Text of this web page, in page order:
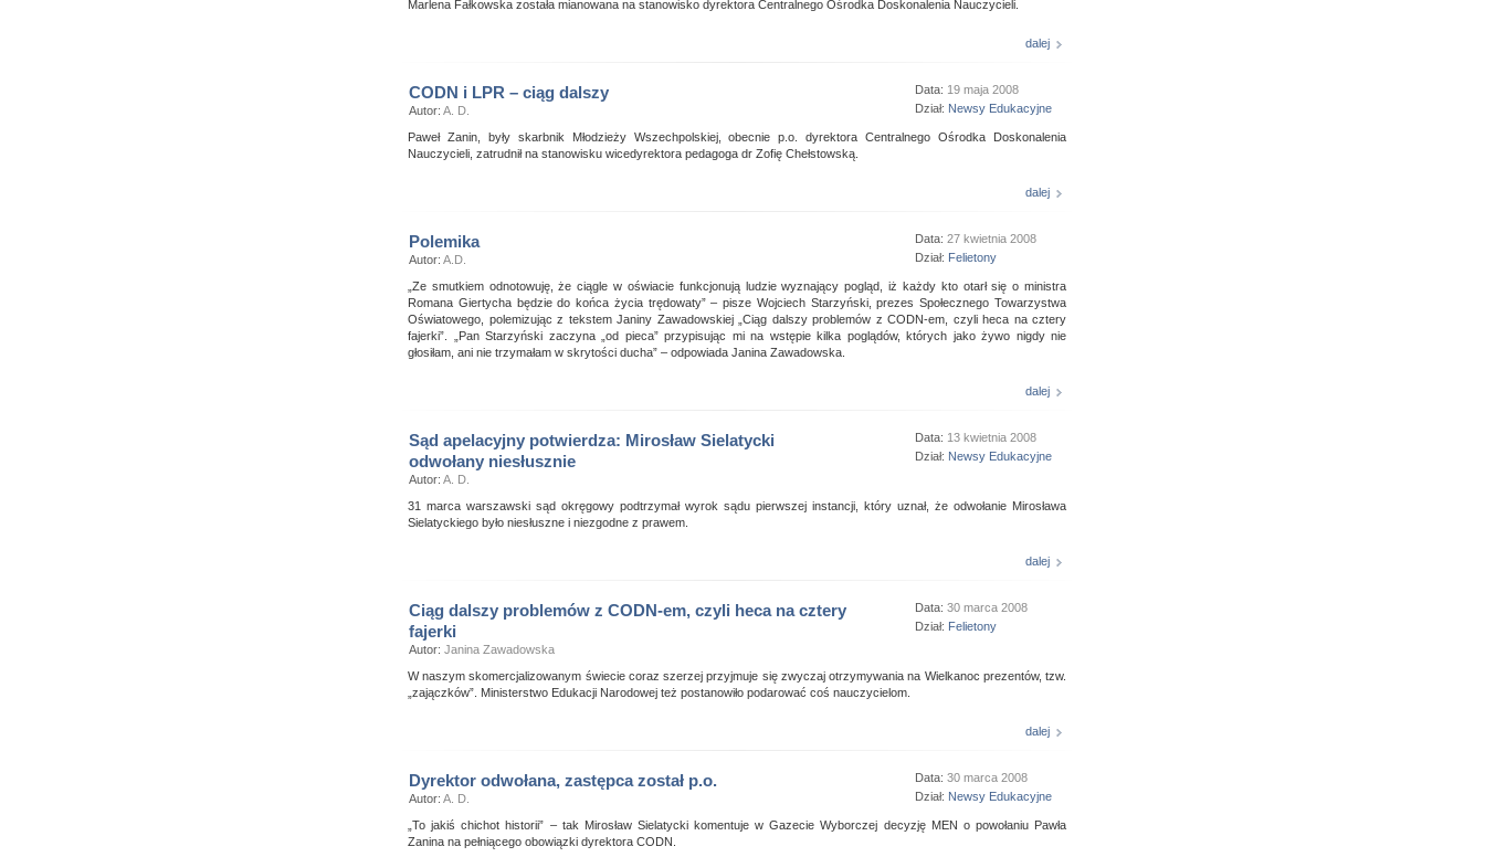
Marlena Fałkowska została mianowana na stanowisko dyrektora Centralnego Ośrodka Doskonalenia Nauczycieli.
dalej
CODN i LPR – ciąg dalszy Data: 19 maja 2008
Dział: Newsy Edukacyjne
Autor: A. D.
Paweł Zanin, były skarbnik Młodzieży Wszechpolskiej, obecnie p.o. dyrektora Centralnego Ośrodka Doskonalenia
Nauczycieli, zatrudnił na stanowisku wicedyrektora pedagoga dr Zofię Chełstowską.
dalej
Polemika Data: 27 kwietnia 2008
Dział: Felietony
Autor: A.D.
„Ze smutkiem odnotowuję, że ciągle w oświacie funkcjonują ludzie wyznający pogląd, iż każdy kto otarł się o ministra
Romana Giertycha będzie do końca życia trędowaty” – pisze Wojciech Starzyński, prezes Społecznego Towarzystwa
Oświatowego, polemizując z tekstem Janiny Zawadowskiej „Ciąg dalszy problemów z CODN-em, czyli heca na cztery
fajerki”. „Pan Starzyński zaczyna „od pieca” przypisując mi na wstępie kilka poglądów, których jako żywo nigdy nie
głosiłam, ani nie trzymałam w skrytości ducha” – odpowiada Janina Zawadowska.
dalej
Sąd apelacyjny potwierdza: Mirosław Sielatycki
odwołany niesłusznie
Data: 13 kwietnia 2008
Dział: Newsy Edukacyjne
Autor: A. D.
31 marca warszawski sąd okręgowy podtrzymał wyrok sądu pierwszej instancji, który uznał, że odwołanie Mirosława
Sielatyckiego było niesłuszne i niezgodne z prawem.
dalej
Ciąg dalszy problemów z CODN-em, czyli heca na cztery
fajerki
Data: 30 marca 2008
Dział: Felietony
Autor: Janina Zawadowska
W naszym skomercjalizowanym świecie coraz szerzej przyjmuje się zwyczaj otrzymywania na Wielkanoc prezentów, tzw.
„zajączków”. Ministerstwo Edukacji Narodowej też postanowiło podarować coś nauczycielom.
dalej
Dyrektor odwołana, zastępca został p.o. Data: 30 marca 2008
Dział: Newsy Edukacyjne
Autor: A. D.
„To jakiś chichot historii” – tak Mirosław Sielatycki komentuje w Gazecie Wyborczej decyzję MEN o powołaniu Pawła
Zanina na pełniącego obowiązki dyrektora CODN.